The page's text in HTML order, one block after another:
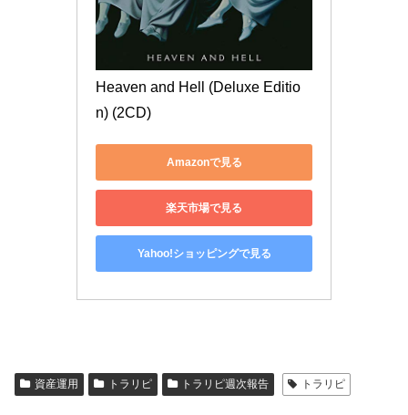
Heaven and Hell (Deluxe Editio
n) (2CD)
Amazonで見る
楽天市場で見る
Yahoo!ショッピングで見る
資産運用 トラリピ トラリピ週次報告 トラリピ